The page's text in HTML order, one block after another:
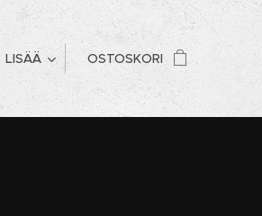
LISÄÄ OSTOSKORI